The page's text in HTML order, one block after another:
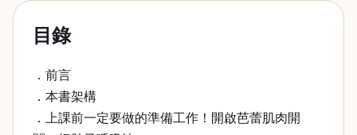
目錄
．前言
．本書架構
．上課前一定要做的準備工作！開啟芭蕾肌肉開